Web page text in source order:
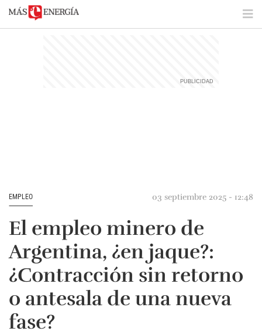
EMPLEO 03 septiembre 2025 - 12:48
El empleo minero de
Argentina, ¿en jaque?:
¿Contracción sin retorno
o antesala de una nueva
fase?